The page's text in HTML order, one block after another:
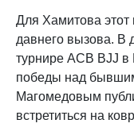
Для Хамитова этот
давнего вызова. В
турнире ACB BJJ в
победы над
Магомедовым
встретиться на